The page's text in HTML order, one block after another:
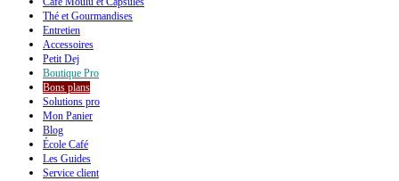
Thé et Gourmandises
Entretien
Accessoires
Petit Dej
Boutique Pro
Bons plans
Solutions pro
Mon Panier
Blog
École Café
Les Guides
Service client